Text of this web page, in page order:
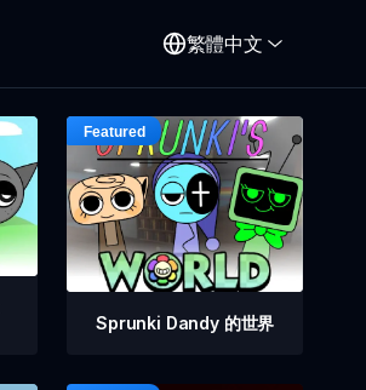
繁體中文
Sprunki Dandy 的世界